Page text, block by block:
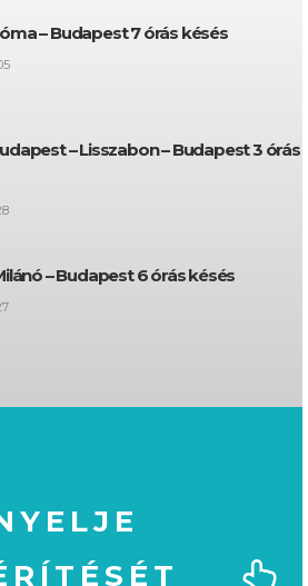
– Budapest 7 órás késés
– Lisszabon – Budapest 3 órás
– Budapest 6 órás késés